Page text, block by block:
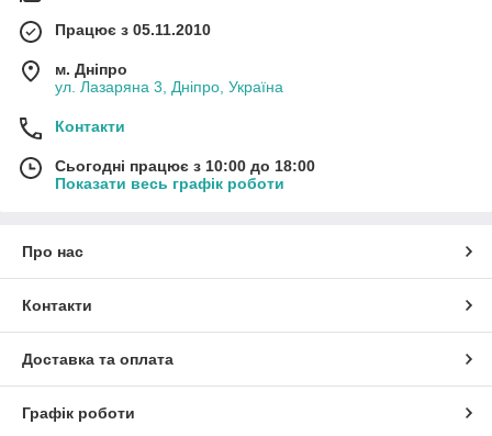
Працює з 05.11.2010
м. Дніпро
ул. Лазаряна 3, Дніпро, Україна
Контакти
Сьогодні працює з 10:00 до 18:00
Показати весь графік роботи
Про нас
Контакти
Доставка та оплата
Графік роботи